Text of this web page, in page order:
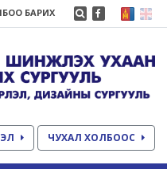
БАРИХ
ЧУХАЛ ХОЛБООС